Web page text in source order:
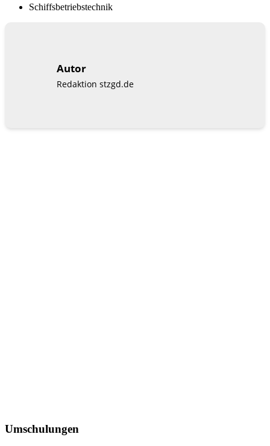
Schiffsbetriebstechnik
Autor
Redaktion stzgd.de
Umschulungen